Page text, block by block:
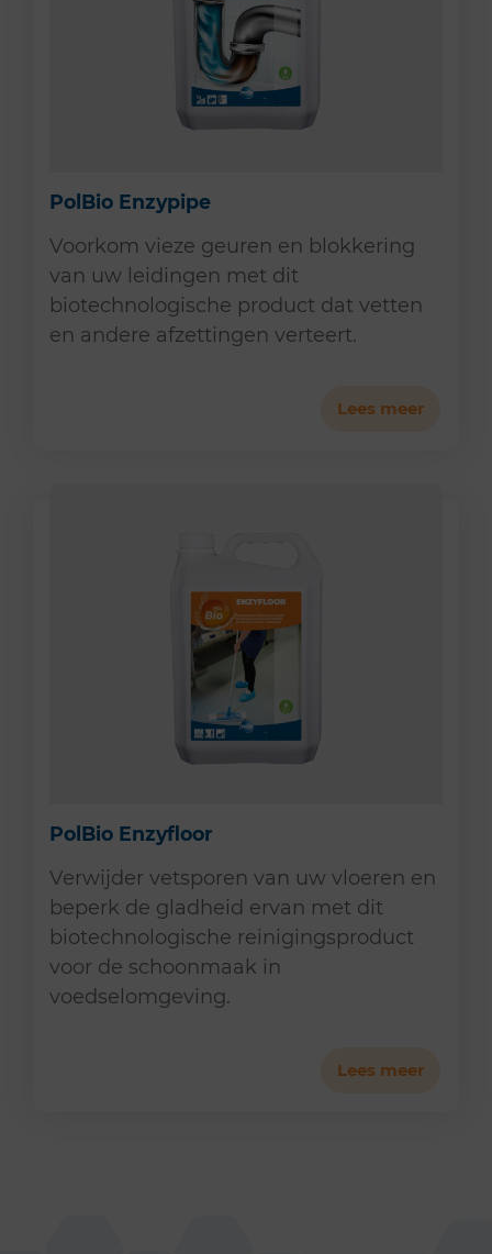
PolBio Enzypipe
Voorkom vieze geuren en blokkering
van uw leidingen met dit
biotechnologische product dat vetten
en andere afzettingen verteert.
Lees meer
PolBio Enzyfloor
Verwijder vetsporen van uw vloeren en
beperk de gladheid ervan met dit
biotechnologische reinigingsproduct
voor de schoonmaak in
voedselomgeving.
Lees meer